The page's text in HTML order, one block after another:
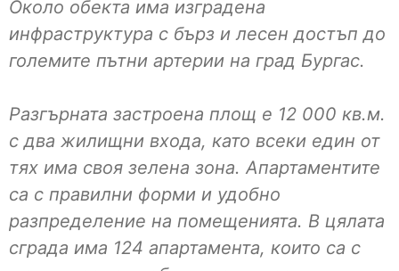
Около обекта има изградена
инфраструктура с бърз и лесен достъп до
големите пътни артерии на град Бургас.
Разгърната застроена площ е 12 000 кв.м.
с два жилищни входа, като всеки един от
тях има своя зелена зона. Апартаментите
са с правилни форми и удобно
разпределение на помещенията. В цялата
сграда има 124 апартамента, които са с